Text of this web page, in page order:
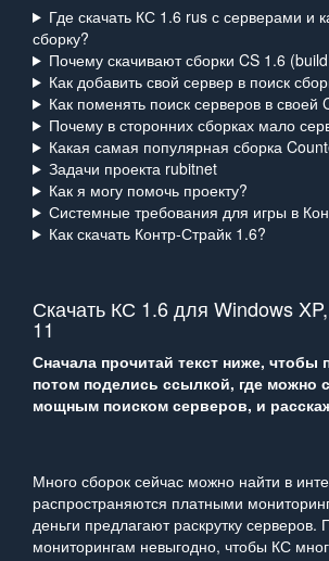
Где скачать КС 1.6 rus с серверами и
сборку?
Почему скачивают сборки CS 1.6
Как добавить свой сервер в поиск
Как поменять поиск серверов в своей
Почему в сторонних сборках мало
Какая самая популярная сборка
Задачи проекта rubitnet
Как я могу помочь проекту?
Системные требования для игры в
Как скачать Контр‑Страйк 1.6?
Скачать КС 1.6 для Windows
11
Сначала прочитай текст ниже, чтобы
потом поделись ссылкой, где можно
мощным поиском серверов, и
Много сборок сейчас можно найти в
распространяются платными
деньги предлагают раскрутку серверов.
мониторингам невыгодно, чтобы КС